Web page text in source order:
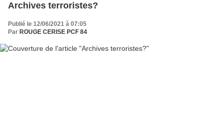
Archives terroristes?
Publié le 12/06/2021 à 07:05
Par ROUGE CERISE PCF 84